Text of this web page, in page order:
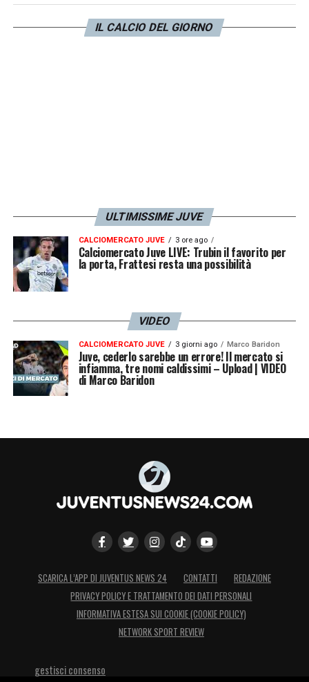
Jesus in scadenza di contratto con il
Napoli, il giocatore è libero di valutare i
Napoli.
LA PLAYLIST DELLE NOSTRE TOP NEWS
IL CALCIO DEL GIORNO
ULTIMISSIME JUVE
CALCIOMERCATO JUVE 3 ore ago
Calciomercato Juve LIVE: Trubin il favorito per
la porta, Frattesi resta una possibilità
VIDEO
CALCIOMERCATO JUVE 3 giorni ago Marco Baridon
Juve, cederlo sarebbe un errore! Il mercato si
infiamma, tre nomi caldissimi – Upload | VIDEO
di Marco Baridon
SCARICA L’APP DI JUVENTUS NEWS 24 CONTATTI
REDAZIONE
PRIVACY POLICY E TRATTAMENTO DEI DATI PERSONALI
INFORMATIVA ESTESA SUI COOKIE (COOKIE POLICY)
NETWORK SPORT REVIEW
gestisci consenso